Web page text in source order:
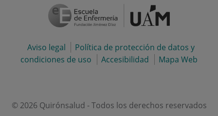
Aviso legal
Política de protección de datos y
condiciones de uso
Accesibilidad Mapa Web
© 2026 Quirónsalud - Todos los derechos reservados